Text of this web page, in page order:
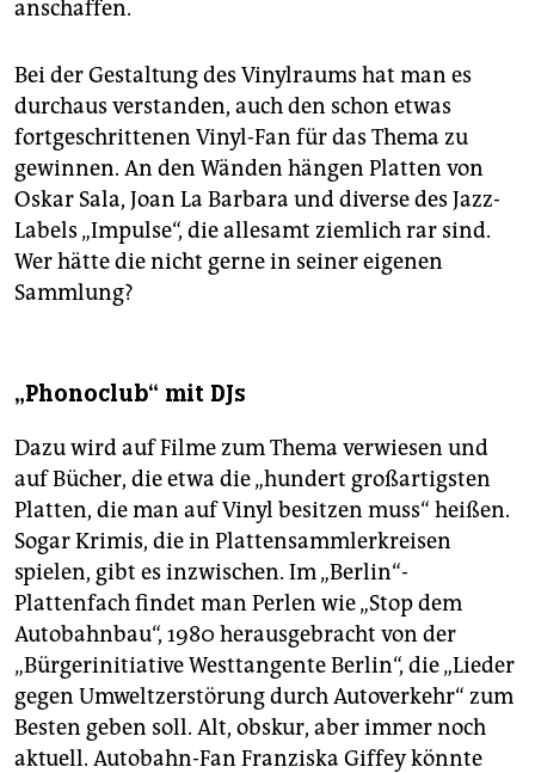
anschaffen.
Bei der Gestaltung des Vinylraums hat man es
durchaus verstanden, auch den schon etwas
fortgeschrittenen Vinyl-Fan für das Thema zu
gewinnen. An den Wänden hängen Platten von
Oskar Sala, Joan La Barbara und diverse des Jazz-
Labels „Impulse“, die allesamt ziemlich rar sind.
Wer hätte die nicht gerne in seiner eigenen
Sammlung?
„Phonoclub“ mit DJs
Dazu wird auf Filme zum Thema verwiesen und
auf Bücher, die etwa die „hundert großartigsten
Platten, die man auf Vinyl besitzen muss“ heißen.
Sogar Krimis, die in Plattensammlerkreisen
spielen, gibt es inzwischen. Im „Berlin“-
Plattenfach findet man Perlen wie „Stop dem
Autobahnbau“, 1980 herausgebracht von der
„Bürgerinitiative Westtangente Berlin“, die „Lieder
gegen Umweltzerstörung durch Autoverkehr“ zum
Besten geben soll. Alt, obskur, aber immer noch
aktuell. Autobahn-Fan Franziska Giffey könnte